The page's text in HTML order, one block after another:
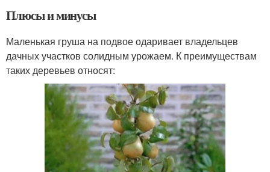
Плюсы и минусы
Маленькая груша на подвое одаривает владельцев
дачных участков солидным урожаем. К преимуществам
таких деревьев относят: